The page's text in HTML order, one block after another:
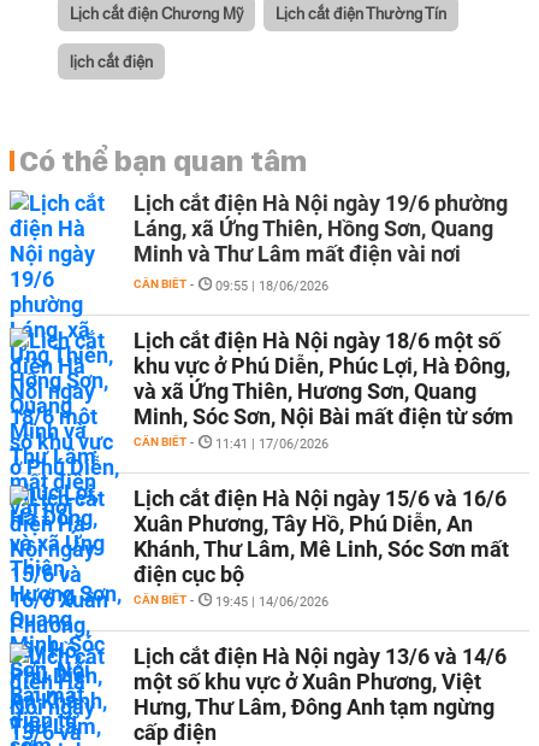
Lịch cắt điện Chương Mỹ Lịch cắt điện Thường Tín
lịch cắt điện
Có thể bạn quan tâm
Lịch cắt điện Hà Nội ngày 19/6 phường
Láng, xã Ứng Thiên, Hồng Sơn, Quang
Minh và Thư Lâm mất điện vài nơi
CẦN BIẾT - 09:55 | 18/06/2026
Lịch cắt điện Hà Nội ngày 18/6 một số
khu vực ở Phú Diễn, Phúc Lợi, Hà Đông,
và xã Ứng Thiên, Hương Sơn, Quang
Minh, Sóc Sơn, Nội Bài mất điện từ sớm
CẦN BIẾT - 11:41 | 17/06/2026
Lịch cắt điện Hà Nội ngày 15/6 và 16/6
Xuân Phương, Tây Hồ, Phú Diễn, An
Khánh, Thư Lâm, Mê Linh, Sóc Sơn mất
điện cục bộ
CẦN BIẾT - 19:45 | 14/06/2026
Lịch cắt điện Hà Nội ngày 13/6 và 14/6
một số khu vực ở Xuân Phương, Việt
Hưng, Thư Lâm, Đông Anh tạm ngừng
cấp điện